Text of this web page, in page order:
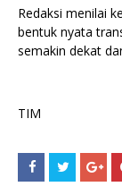
Redaksi menilai
bentuk nyata
semakin dekat
TIM